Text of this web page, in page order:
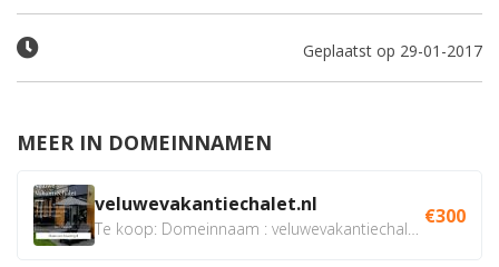
Geplaatst op 29-01-2017
MEER IN DOMEINNAMEN
veluwevakantiechalet.nl €300